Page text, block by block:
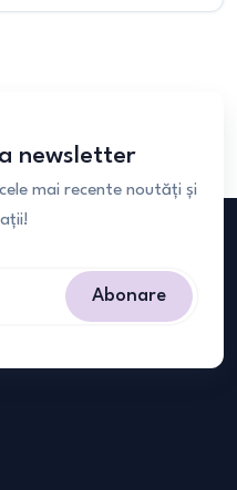
newsletter
mai recente noutăți și
Abonare